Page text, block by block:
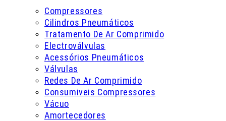
Compressores
Cilindros Pneumáticos
Tratamento De Ar Comprimido
Electroválvulas
Acessórios Pneumáticos
Válvulas
Redes De Ar Comprimido
Consumiveis Compressores
Vácuo
Amortecedores